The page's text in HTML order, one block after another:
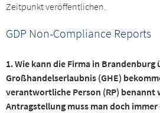
Zeitpunkt veröffentlichen.
GDP Non-Compliance Reports
1. Wie kann die Firma in
Großhandelserlaubnis (GHE)
verantwortliche Person (RP) benannt
Antragstellung muss man doch immer